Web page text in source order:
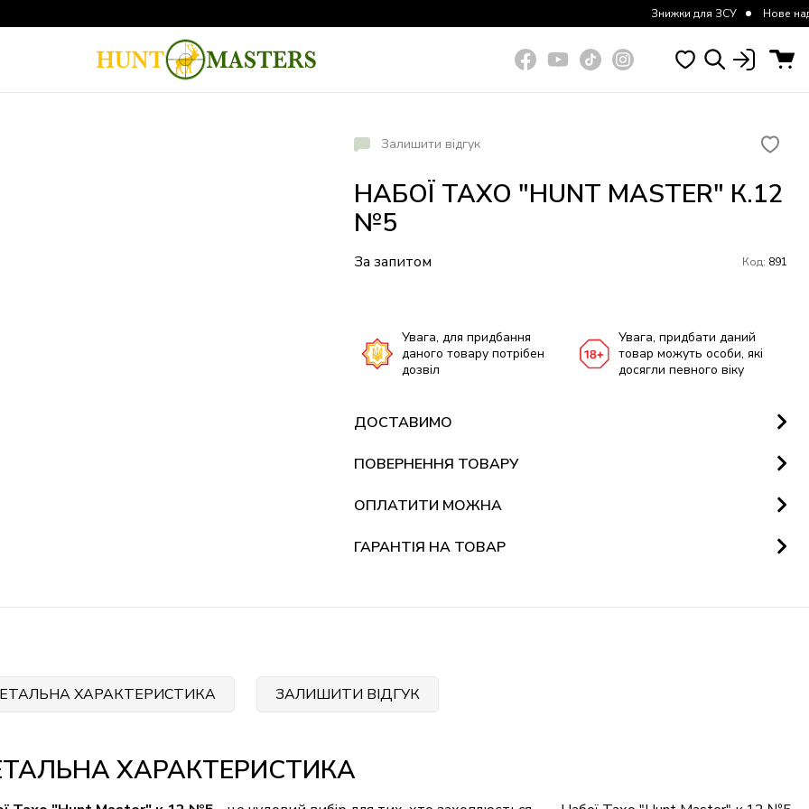
Знижки для ЗСУ Нове надходження
Залишити відгук
НАБОЇ ТАХО "HUNT MASTER" К.12
№5
За запитом Код: 891
Увага, для придбання
даного товару потрібен
дозвіл
Увага, придбати даний
товар можуть особи, які
досягли певного віку
ДОСТАВИМО
ПОВЕРНЕННЯ ТОВАРУ
ОПЛАТИТИ МОЖНА
ГАРАНТІЯ НА ТОВАР
ХАРАКТЕРИСТИКА ЗАЛИШИТИ ВІДГУК
ХАРАКТЕРИСТИКА